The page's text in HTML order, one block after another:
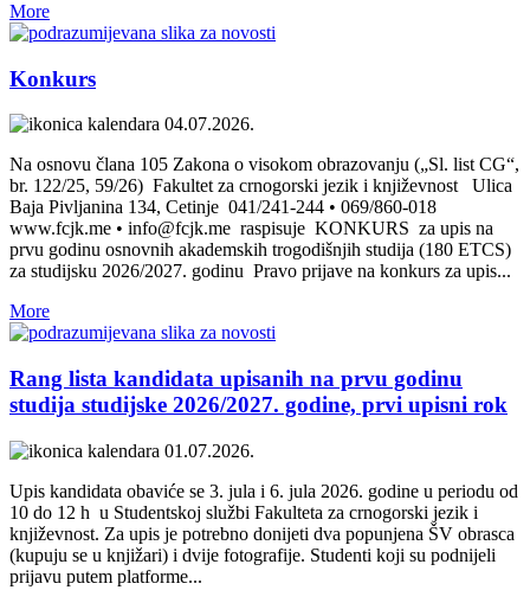
More
Konkurs
04.07.2026.
Na osnovu člana 105 Zakona o visokom obrazovanju („Sl. list CG“,
br. 122/25, 59/26) Fakultet za crnogorski jezik i književnost Ulica
Baja Pivljanina 134, Cetinje 041/241-244 • 069/860-018
www.fcjk.me • info@fcjk.me raspisuje KONKURS za upis na
prvu godinu osnovnih akademskih trogodišnjih studija (180 ETCS)
za studijsku 2026/2027. godinu Pravo prijave na konkurs za upis...
More
Rang lista kandidata upisanih na prvu godinu
studija studijske 2026/2027. godine, prvi upisni rok
01.07.2026.
Upis kandidata obaviće se 3. jula i 6. jula 2026. godine u periodu od
10 do 12 h u Studentskoj službi Fakulteta za crnogorski jezik i
književnost. Za upis je potrebno donijeti dva popunjena ŠV obrasca
(kupuju se u knjižari) i dvije fotografije. Studenti koji su podnijeli
prijavu putem platforme...